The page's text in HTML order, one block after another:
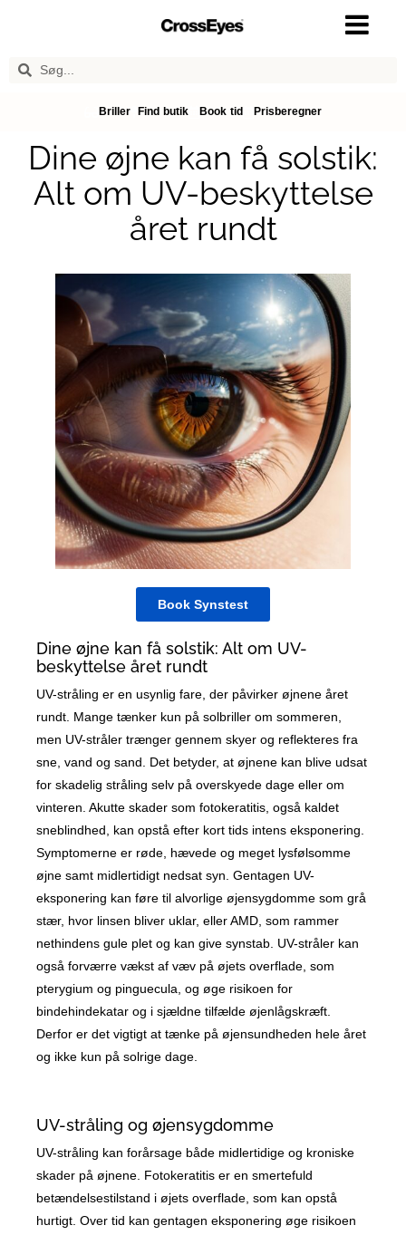
Briller Find butik Book tid Prisberegner
Dine øjne kan få solstik:
Alt om UV-beskyttelse
året rundt
Book Synstest
Dine øjne kan få solstik: Alt om UV-
beskyttelse året rundt
UV-stråling er en usynlig fare, der påvirker øjnene året
rundt. Mange tænker kun på solbriller om sommeren,
men UV-stråler trænger gennem skyer og reflekteres fra
sne, vand og sand. Det betyder, at øjnene kan blive udsat
for skadelig stråling selv på overskyede dage eller om
vinteren. Akutte skader som fotokeratitis, også kaldet
sneblindhed, kan opstå efter kort tids intens eksponering.
Symptomerne er røde, hævede og meget lysfølsomme
øjne samt midlertidigt nedsat syn. Gentagen UV-
eksponering kan føre til alvorlige øjensygdomme som grå
stær, hvor linsen bliver uklar, eller AMD, som rammer
nethindens gule plet og kan give synstab. UV-stråler kan
også forværre vækst af væv på øjets overflade, som
pterygium og pinguecula, og øge risikoen for
bindehindekatar og i sjældne tilfælde øjenlågskræft.
Derfor er det vigtigt at tænke på øjensundheden hele året
og ikke kun på solrige dage.
UV-stråling og øjensygdomme
UV-stråling kan forårsage både midlertidige og kroniske
skader på øjnene. Fotokeratitis er en smertefuld
betændelsestilstand i øjets overflade, som kan opstå
hurtigt. Over tid kan gentagen eksponering øge risikoen